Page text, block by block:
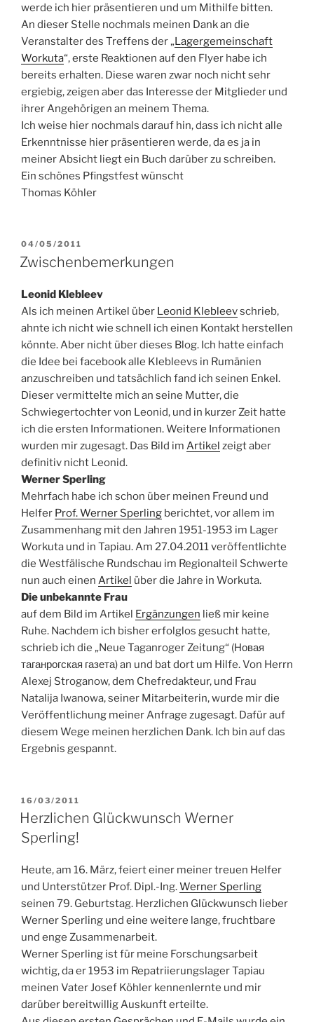
werde ich hier präsentieren und um Mithilfe bitten.
An dieser Stelle nochmals meinen Dank an die
Veranstalter des Treffens der „Lagergemeinschaft
Workuta“, erste Reaktionen auf den Flyer habe ich
bereits erhalten. Diese waren zwar noch nicht sehr
ergiebig, zeigen aber das Interesse der Mitglieder und
ihrer Angehörigen an meinem Thema.
Ich weise hier nochmals darauf hin, dass ich nicht alle
Erkenntnisse hier präsentieren werde, da es ja in
meiner Absicht liegt ein Buch darüber zu schreiben.
Ein schönes Pfingstfest wünscht
Thomas Köhler
VERÖFFENTLICHT
AM
04/05/2011
Zwischenbemerkungen
Leonid Klebleev
Als ich meinen Artikel über Leonid Klebleevschrieb,
ahnte ich nicht wie schnell ich einen Kontakt herstellen
könnte. Aber nicht über dieses Blog. Ich hatte einfach
die Idee bei facebook alle Klebleevs in Rumänien
anzuschreiben und tatsächlich fand ich seinen Enkel.
Dieser vermittelte mich an seine Mutter, die
Schwiegertochter von Leonid, und in kurzer Zeit hatte
ich die ersten Informationen. Weitere Informationen
wurden mir zugesagt. Das Bild im Artikel zeigt aber
definitiv nicht Leonid.
Werner Sperling
Mehrfach habe ich schon über meinen Freund und
Helfer Prof. Werner Sperling berichtet, vor allem im
Zusammenhang mit den Jahren 1951-1953 im Lager
Workuta und in Tapiau. Am 27.04.2011 veröffentlichte
die Westfälische Rundschau im Regionalteil Schwerte
nun auch einen Artikel über die Jahre in Workuta.
Die unbekannte Frau
auf dem Bild im Artikel Ergänzungen ließ mir keine
Ruhe. Nachdem ich bisher erfolglos gesucht hatte,
schrieb ich die „Neue Taganroger Zeitung“ (Новая
таганрогская газета) an und bat dort um Hilfe. Von Herrn
Alexej Stroganow, dem Chefredakteur, und Frau
Natalija Iwanowa, seiner Mitarbeiterin, wurde mir die
Veröffentlichung meiner Anfrage zugesagt. Dafür auf
diesem Wege meinen herzlichen Dank. Ich bin auf das
Ergebnis gespannt.
VERÖFFENTLICHT
AM
16/03/2011
Herzlichen Glückwunsch Werner
Sperling!
Heute, am 16. März, feiert einer meiner treuen Helfer
und Unterstützer Prof. Dipl.-Ing.Werner Sperling
seinen 79. Geburtstag. Herzlichen Glückwunsch lieber
Werner Sperling und eine weitere lange, fruchtbare
und enge Zusammenarbeit.
Werner Sperling ist für meine Forschungsarbeit
wichtig, da er 1953 im Repatriierungslager Tapiau
meinen Vater Josef Köhler kennenlernte und mir
darüber bereitwillig Auskunft erteilte.